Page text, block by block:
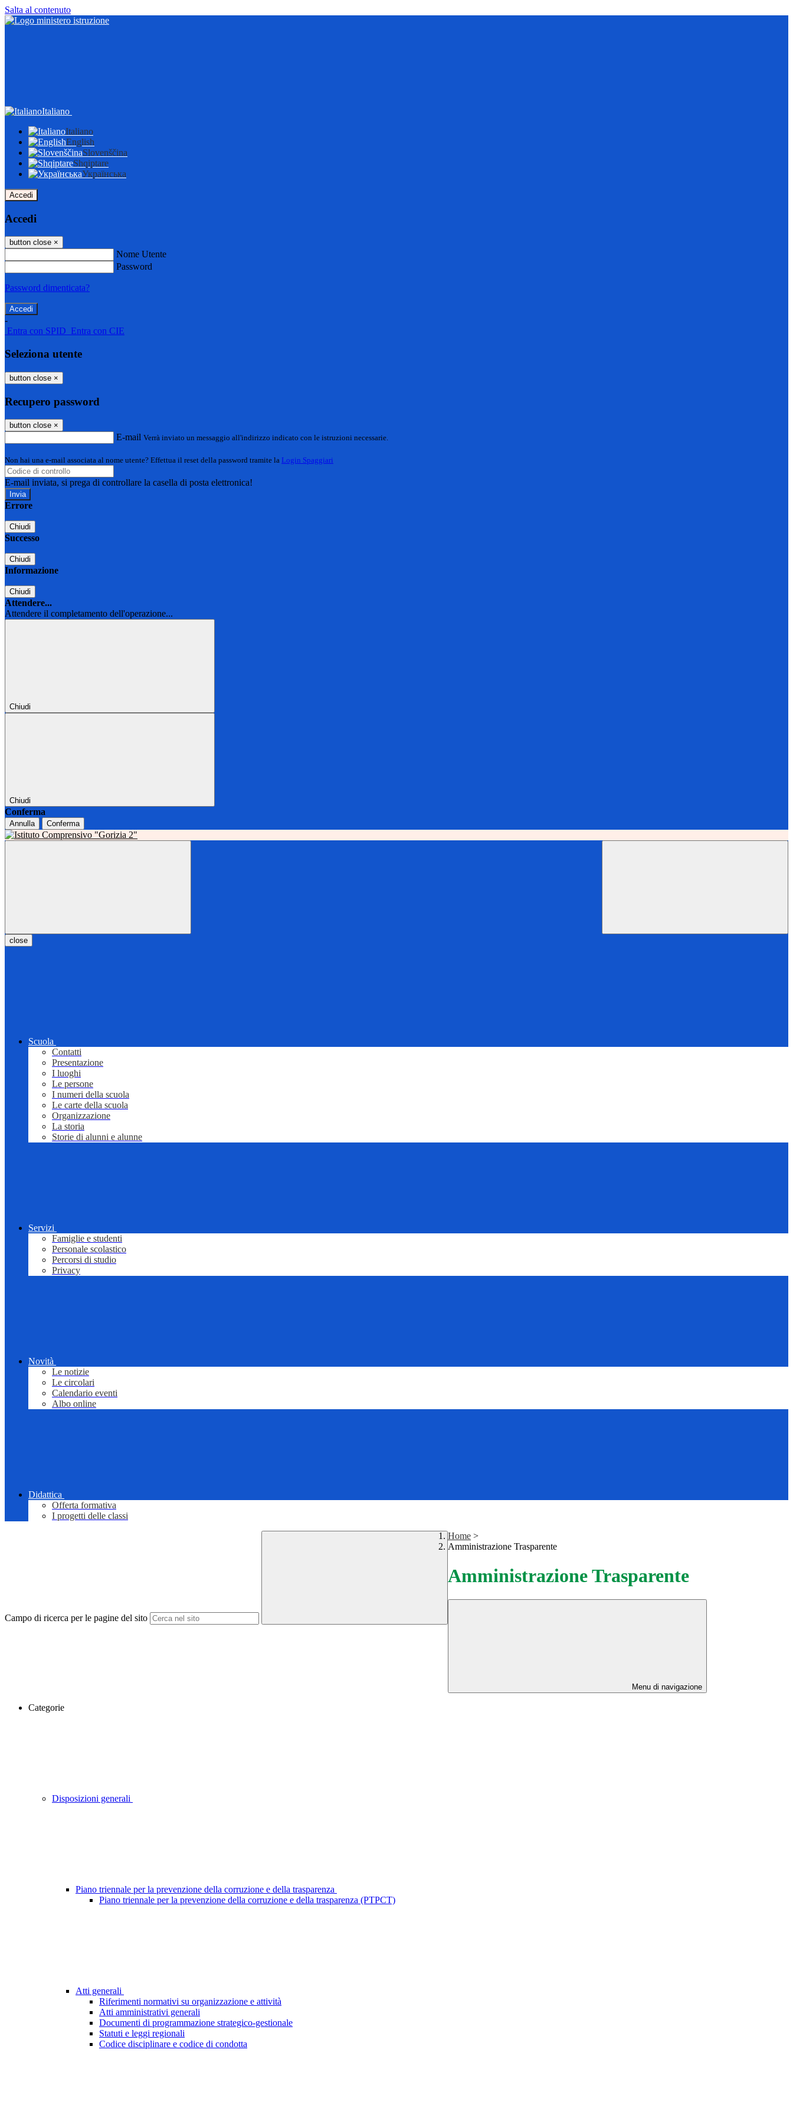
Salta al contenuto
Italiano
Italiano
English
Slovenščina
Shqiptare
Українська
Accedi
Accedi
button close ×
Nome Utente
Password
Password dimenticata?
-
Entra con SPID Entra con CIE
Seleziona utente
button close ×
Recupero password
button close ×
E-mail Verrà inviato un messaggio all'indirizzo indicato con le istruzioni necessarie.
Non hai una e-mail associata al nome utente? Effettua il reset della password tramite la Login Spaggiari
E-mail inviata, si prega di controllare la casella di posta elettronica!
Errore
Chiudi
Successo
Chiudi
Informazione
Chiudi
Attendere...
Attendere il completamento dell'operazione...
Chiudi
Chiudi
Conferma
Annulla Conferma
close
Scuola
Contatti
Presentazione
I luoghi
Le persone
I numeri della scuola
Le carte della scuola
Organizzazione
La storia
Storie di alunni e alunne
Servizi
Famiglie e studenti
Personale scolastico
Percorsi di studio
Privacy
Novità
Le notizie
Le circolari
Calendario eventi
Albo online
Didattica
Offerta formativa
I progetti delle classi
Campo di ricerca per le pagine del sito
Home >
Amministrazione Trasparente
Amministrazione Trasparente
Menu di navigazione
Categorie
Disposizioni generali
Piano triennale per la prevenzione della corruzione e della trasparenza
Piano triennale per la prevenzione della corruzione e della trasparenza (PTPCT)
Atti generali
Riferimenti normativi su organizzazione e attività
Atti amministrativi generali
Documenti di programmazione strategico-gestionale
Statuti e leggi regionali
Codice disciplinare e codice di condotta